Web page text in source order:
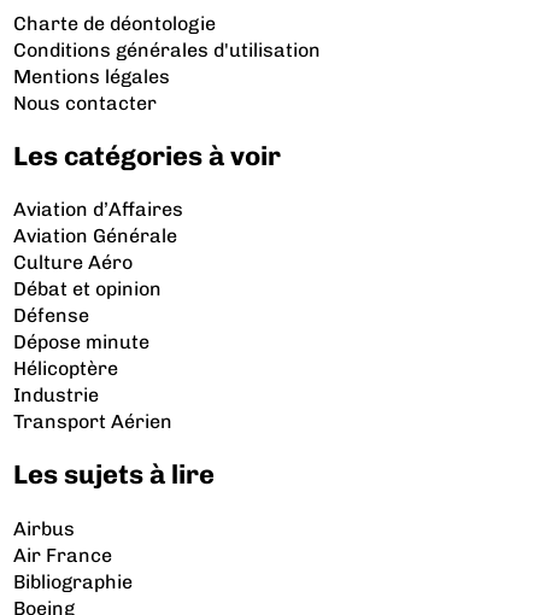
Charte de déontologie
Conditions générales d'utilisation
Mentions légales
Nous contacter
Les catégories à voir
Aviation d’Affaires
Aviation Générale
Culture Aéro
Débat et opinion
Défense
Dépose minute
Hélicoptère
Industrie
Transport Aérien
Les sujets à lire
Airbus
Air France
Bibliographie
Boeing